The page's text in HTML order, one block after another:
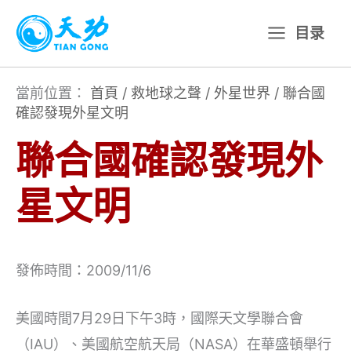
主
目录
當前位置： 首頁 / 救地球之聲 / 外星世界 / 聯合國
確認發現外星文明
聯合國確認發現外
星文明
發佈時間：2009/11/6
美國時間7月29日下午3時，國際天文學聯合會
（IAU）、美國航空航天局（NASA）在華盛頓舉行